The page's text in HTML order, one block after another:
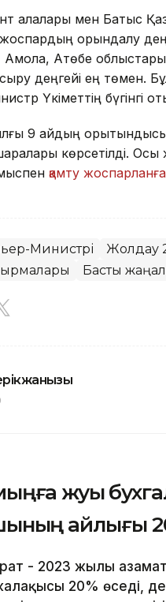
қалалары мен Батыс
орындалу
Ақтөбе
деңгейі ең төмен.
Үкіметтің бүгінгі
9 айдың қорытындысы
көрсетілді.
қамту
Министрі Жолдау
Басты
жуық
айлығы
- 2023 жылы
20% өседі,